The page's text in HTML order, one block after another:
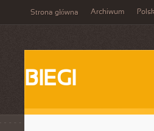
Strona główna Archiwum
BIEGI